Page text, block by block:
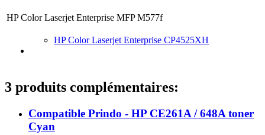
HP Color Laserjet Enterprise MFP M577f
HP Color Laserjet Enterprise CP4525XH
3 produits complémentaires:
Compatible Prindo - HP CE261A / 648A toner
Cyan